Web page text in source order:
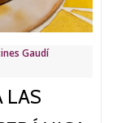
Gaudí
LAS